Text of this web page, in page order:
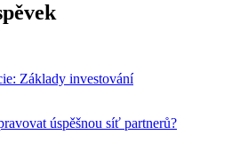
Základy investování
úspěšnou síť partnerů?